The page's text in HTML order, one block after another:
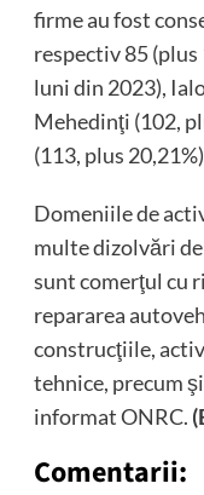
firme au fost
respectiv 85
luni din 2023),
Mehedinţi (102,
(113, plus
Domeniile de
multe dizolvări
sunt comerţul cu
repararea
construcţiile,
tehnice, precum
informat ONRC.
Comentarii: